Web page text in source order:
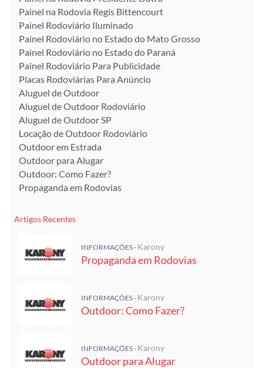
Painel na Rodovia Regis Bittencourt
Painel Rodoviário Iluminado
Painel Rodoviário no Estado do Mato Grosso
Painel Rodoviário no Estado do Paraná
Painel Rodoviário Para Publicidade
Placas Rodoviárias Para Anúncio
Aluguel de Outdoor
Aluguel de Outdoor Rodoviário
Aluguel de Outdoor SP
Locação de Outdoor Rodoviário
Outdoor em Estrada
Outdoor para Alugar
Outdoor: Como Fazer?
Propaganda em Rodovias
Artigos Recentes
INFORMAÇÕES - Karony
Propaganda em Rodovias
INFORMAÇÕES - Karony
Outdoor: Como Fazer?
INFORMAÇÕES - Karony
Outdoor para Alugar